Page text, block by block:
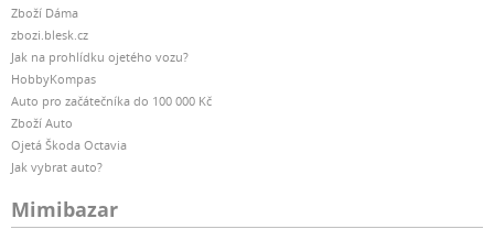
Zboží Dáma
zbozi.blesk.cz
Jak na prohlídku ojetého vozu?
HobbyKompas
Auto pro začátečníka do 100 000 Kč
Zboží Auto
Ojetá Škoda Octavia
Jak vybrat auto?
Mimibazar